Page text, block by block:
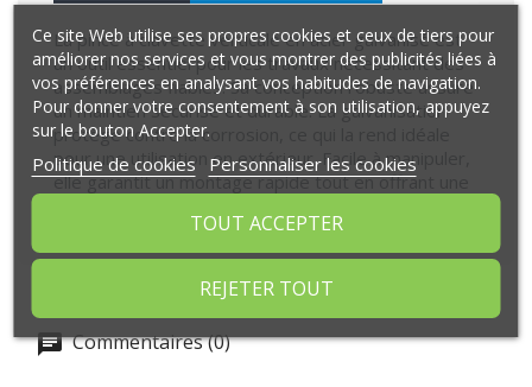
La pince à clavette verticale en acier galvanisé est
un outil essentiel pour les travaux nécessitant des
assemblages fiables. Sa conception robuste assure
un maintien sécurisé et durable. La galvanisation
protège contre la corrosion, ce qui la rend idéale
pour une utilisation en extérieur. Facile à manipuler,
elle garantit un montage rapide tout en offrant une
Commentaires (0)
Ce site Web utilise ses propres cookies et ceux de tiers pour
améliorer nos services et vous montrer des publicités liées à
vos préférences en analysant vos habitudes de navigation.
Pour donner votre consentement à son utilisation, appuyez
sur le bouton Accepter.
Politique de cookies Personnaliser les cookies
REJETER TOUT
TOUT ACCEPTER